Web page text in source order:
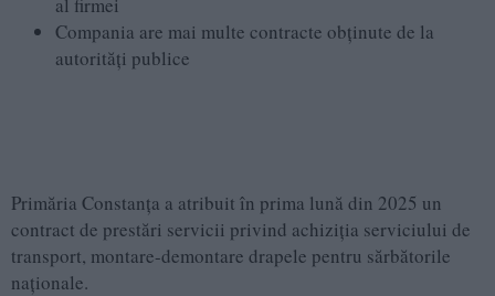
al firmei
Compania are mai multe contracte obținute de la
autorități publice
Primăria Constanța a atribuit în prima lună din 2025 un
contract de prestări servicii privind achiziția serviciului de
transport, montare-demontare drapele pentru sărbătorile
naționale.